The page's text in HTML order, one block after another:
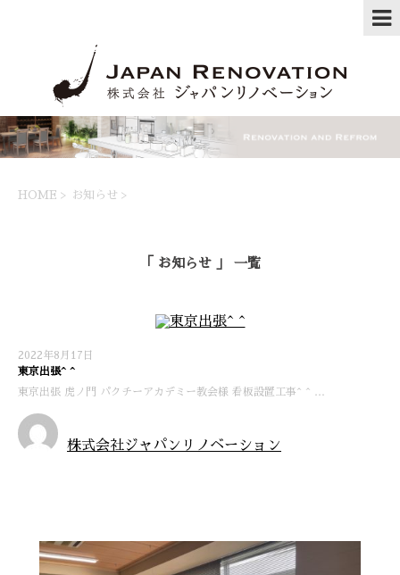
HOME > お知らせ >
「 お知らせ 」 一覧
2022年8月17日
東京出張^ ^
東京出張 虎ノ門 パクチーアカデミー教会様 看板設置工事^ ^ …
株式会社ジャパンリノベーション